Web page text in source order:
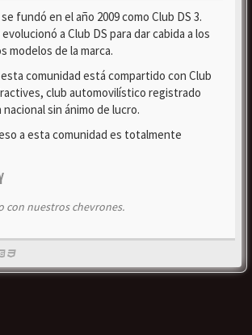
fundó en el año 2009 como Club DS 3.
a Club DS para dar cabida a los
modelos de la marca.
comunidad está compartido con Club
club automovilístico registrado
sin ánimo de lucro.
a esta comunidad es totalmente
con nuestros chevrones.